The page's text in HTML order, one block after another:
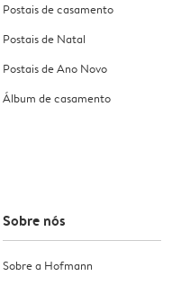
Postais de casamento
Postais de Natal
Postais de Ano Novo
Álbum de casamento
Sobre nós
Sobre a Hofmann